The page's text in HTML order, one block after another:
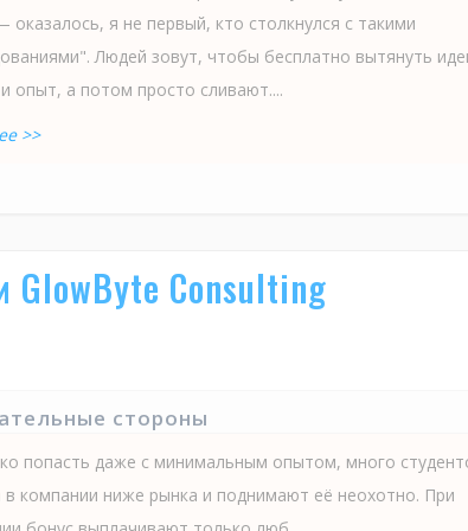
я не первый, кто столкнулся с такими
Людей зовут, чтобы бесплатно вытянуть
опыт, а потом просто сливают....
>>
GlowByte Consulting
стороны
попасть даже с минимальным опытом, много
в компании ниже рынка и поднимают её неохотно. При